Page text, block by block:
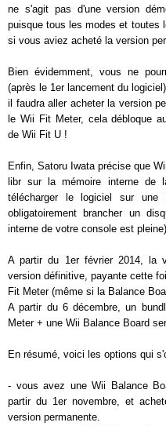
ne s'agit pas d'une version
puisque tous les modes et toutes
si vous aviez acheté la version
Bien évidemment, vous ne
(après le 1er lancement du
il faudra aller acheter la version
le Wii Fit Meter, cela débloque
de Wii Fit U !
Enfin, Satoru Iwata précise que
libr sur la mémoire interne de
télécharger le logiciel sur
obligatoirement brancher un
interne de votre console est
A partir du 1er février 2014, la
version définitive, payante cette
Fit Meter (même si la Balance
A partir du 6 décembre, un
Meter + une Wii Balance Board
En résumé, voici les options qui
- vous avez une Wii Balance
partir du 1er novembre, et
version permanente.